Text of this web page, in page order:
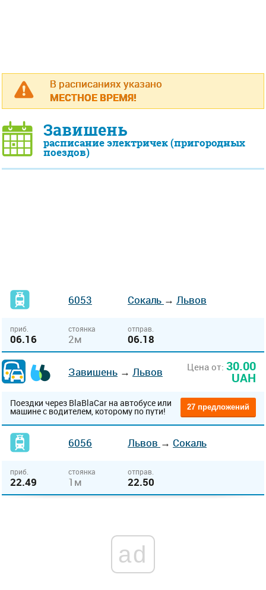
В расписаниях указано
МЕСТНОЕ ВРЕМЯ!
Завишень
расписание электричек (пригородных
поездов)
6053 Сокаль → Львов
приб.
06.16
стоянка
2м
отправ.
06.18
Завишень → Львов Цена от: 30.00
UAH
Поездки через BlaBlaCar на автобусе или
машине с водителем, которому по пути! 27 предложений
6056 Львов → Сокаль
приб.
22.49
стоянка
1м
отправ.
22.50
ad